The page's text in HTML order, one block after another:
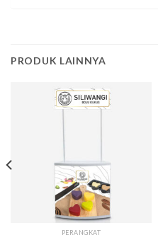
PRODUK LAINNYA
PERANGKAT